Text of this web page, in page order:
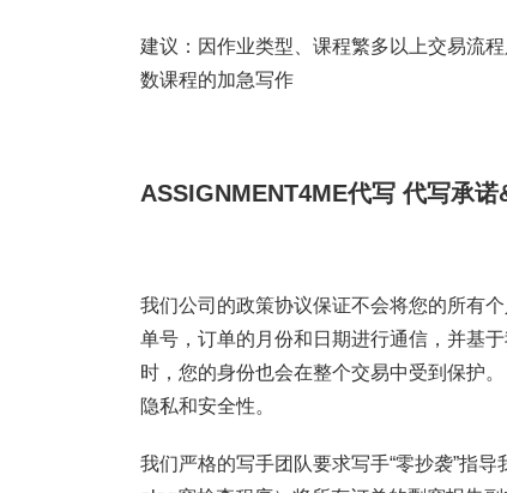
建议：因作业类型、课程繁多以上交易流
数课程的加急写作
ASSIGNMENT4ME代写代写承诺
我们公司的政策协议保证不会将您的所有
单号，订单的月份和日期进行通信，并基
时，您的身份也会在整个交易中受到保护
隐私和安全性。
我们严格的写手团队要求写手“零抄袭”指